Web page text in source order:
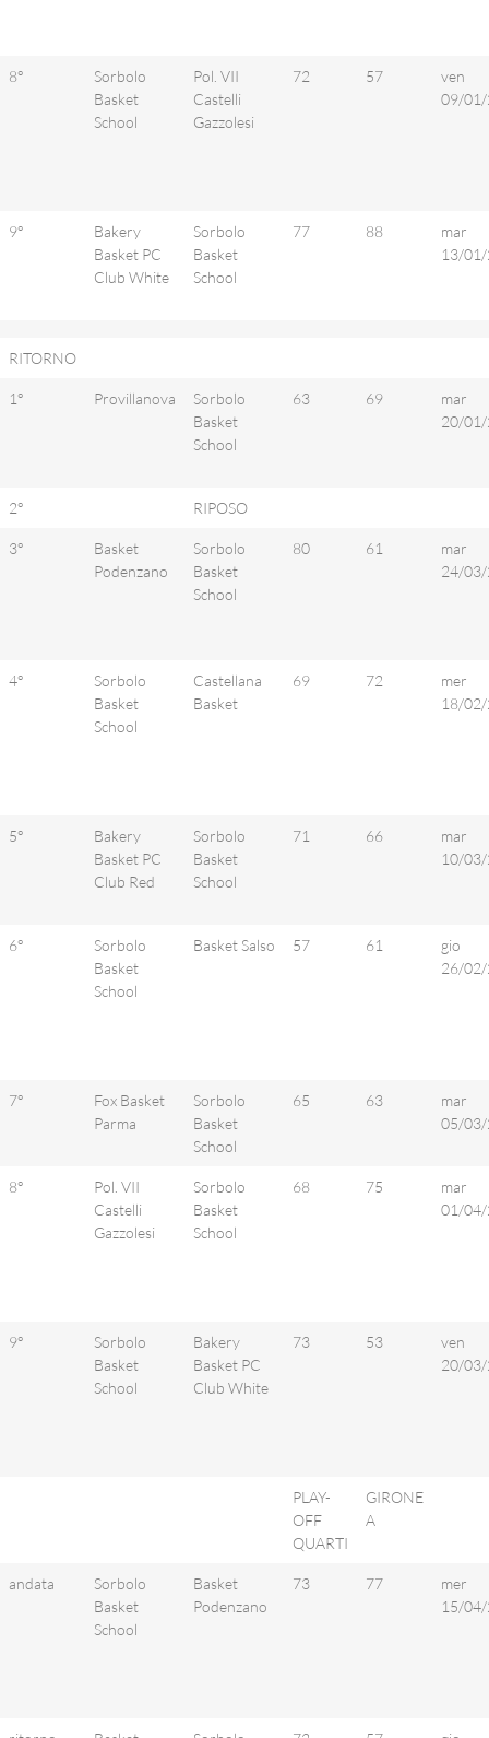
8°
Sorbolo
Basket
School
Pol. VII
Castelli
Gazzolesi
72 57
ven
09/
9°
Bakery
Basket PC
Club White
Sorbolo
Basket
School
77 88
mar
13/
RITORNO
1° Provillanova
Sorbolo
Basket
School
63 69
mar
20/
2° RIPOSO
3°
Basket
Podenzano
Sorbolo
Basket
School
80 61
mar
24/
4°
Sorbolo
Basket
School
Castellana
Basket
69 72
mer
18/
5°
Bakery
Basket PC
Club Red
Sorbolo
Basket
School
71 66
mar
10/
6°
Sorbolo
Basket
School
Basket Salso 57 61
gio
26/
7°
Fox Basket
Parma
Sorbolo
Basket
School
65 63
mar
05/
8°
Pol. VII
Castelli
Gazzolesi
Sorbolo
Basket
School
68 75
mar
01/
9°
Sorbolo
Basket
School
Bakery
Basket PC
Club White
73 53
ven
20/
PLAY-
OFF
QUARTI
GIRONE
A
andata
Sorbolo
Basket
School
Basket
Podenzano
73 77
mer
15/